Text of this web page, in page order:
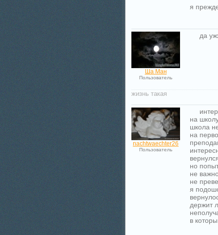
я
Ша Ман
Пользователь
да
жизнь такая
nachtwaechter26
Пользователь
на
школа
на
но
не
не
я
держит
в